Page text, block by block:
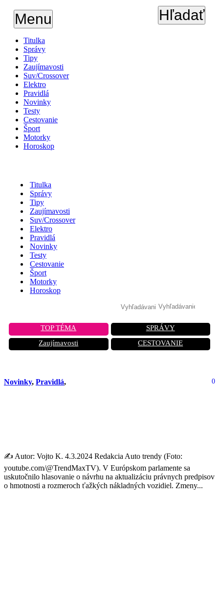
Menu Hľadať
Titulka
Správy
Tipy
Zaujímavosti
Suv/Crossover
Elektro
Pravidlá
Novinky
Testy
Cestovanie
Šport
Motorky
Horoskop
Titulka
Správy
Tipy
Zaujímavosti
Suv/Crossover
Elektro
Pravidlá
Novinky
Testy
Cestovanie
Šport
Motorky
Horoskop
TOP TÉMA
SPRÁVY
Zaujímavosti
CESTOVANIE
Novinky, Pravidlá, 0
✍️ Autor: Vojto K. 4.3.2024 Redakcia Auto trendy (Foto:
youtube.com/@TrendMaxTV). V Európskom parlamente sa
uskutočnilo hlasovanie o návrhu na aktualizáciu právnych predpisov
o hmotnosti a rozmeroch ťažkých nákladných vozidiel. Zmeny...